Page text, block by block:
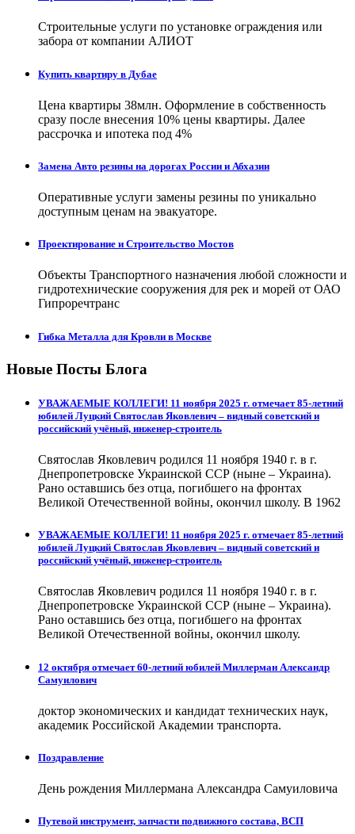
Строительные услуги по установке ограждения или
забора от компании АЛИОТ
Купить квартиру в Дубае
Цена квартиры 38млн. Оформление в собственность
сразу после внесения 10% цены квартиры. Далее
рассрочка и ипотека под 4%
Замена Авто резины на дорогах России и Абхазии
Оперативные услуги замены резины по уникально
доступным ценам на эвакуаторе.
Проектирование и Строительство Мостов
Объекты Транспортного назначения любой сложности и
гидротехнические сооружения для рек и морей от ОАО
Гипроречтранс
Гибка Металла для Кровли в Москве
Новые Посты Блога
УВАЖАЕМЫЕ КОЛЛЕГИ! 11 ноября 2025 г. отмечает 85-летний
юбилей Луцкий Святослав Яковлевич – видный советский и
российский учёный, инженер-строитель
Святослав Яковлевич родился 11 ноября 1940 г. в г.
Днепропетровске Украинской ССР (ныне – Украина).
Рано оставшись без отца, погибшего на фронтах
Великой Отечественной войны, окончил школу. В 1962
УВАЖАЕМЫЕ КОЛЛЕГИ! 11 ноября 2025 г. отмечает 85-летний
юбилей Луцкий Святослав Яковлевич – видный советский и
российский учёный, инженер-строитель
Святослав Яковлевич родился 11 ноября 1940 г. в г.
Днепропетровске Украинской ССР (ныне – Украина).
Рано оставшись без отца, погибшего на фронтах
Великой Отечественной войны, окончил школу.
12 октября отмечает 60-летний юбилей Миллерман Александр
Самуилович
доктор экономических и кандидат технических наук,
академик Российской Академии транспорта.
Поздравление
День рождения Миллермана Александра Самуиловича
Путевой инструмент, запчасти подвижного состава, ВСП